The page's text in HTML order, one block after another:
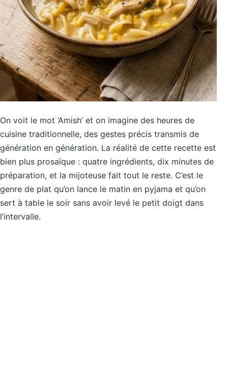
On voit le mot ‘Amish’ et on imagine des heures de
cuisine traditionnelle, des gestes précis transmis de
génération en génération. La réalité de cette recette est
bien plus prosaïque : quatre ingrédients, dix minutes de
préparation, et la mijoteuse fait tout le reste. C’est le
genre de plat qu’on lance le matin en pyjama et qu’on
sert à table le soir sans avoir levé le petit doigt dans
l’intervalle.